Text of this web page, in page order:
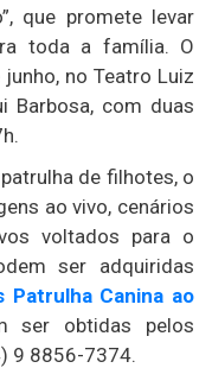
que promete levar
toda a família. O
junho, noTeatro Luiz
Barbosa, com duas
de filhotes, o
ao vivo, cenários
voltados para o
ser adquiridas
Patrulha Canina ao
ser obtidas pelos
9 8856-7374.